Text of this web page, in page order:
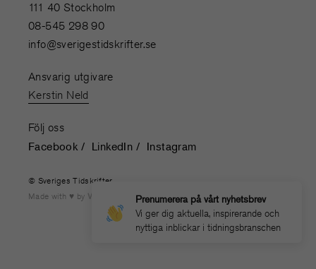
Prenumerera på vårt nyhetsbrev
Vi ger dig aktuella, inspirerande och
nyttiga inblickar i tidningsbranschen
111 40 Stockholm
08-545 298 90
info@sverigestidskrifter.se
Ansvarig utgivare
Kerstin Neld
Följ oss
Facebook LinkedIn Instagram
© Sveriges Tidskrifter
Made with
by WONDERFOUR